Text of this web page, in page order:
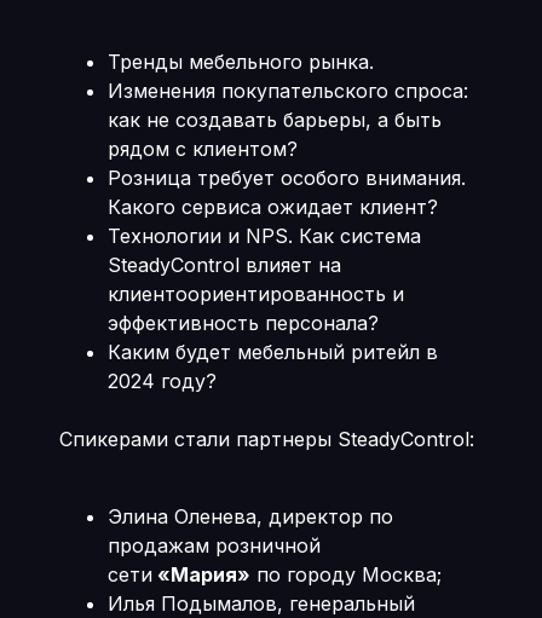
Тренды мебельного рынка.
Изменения покупательского спроса:
как не создавать барьеры, а быть
рядом с клиентом?
Розница требует особого внимания.
Какого сервиса ожидает клиент?
Технологии и NPS. Как система
SteadyControl влияет на
клиентоориентированность и
эффективность персонала?
Каким будет мебельный ритейл в
2024 году?
Спикерами стали партнеры SteadyControl:
Элина Оленева, директор по
продажам розничной
сети«Мария» по городу Москва;
Илья Подымалов, генеральный